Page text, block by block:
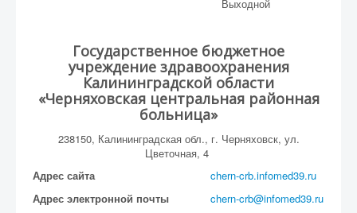
Выходной
Государственное бюджетное
учреждение здравоохранения
Калининградской области
«Черняховская центральная районная
больница»
238150, Калининградская обл., г. Черняховск, ул.
Цветочная, 4
Адрес сайта
chern-crb.infomed39.ru
Адрес электронной почты
chern-crb@infomed39.ru